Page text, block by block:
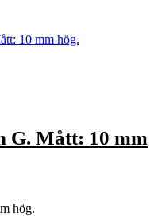
G. Mått: 10 mm
hög.